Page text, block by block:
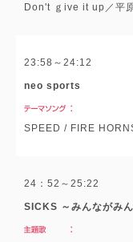
Don't ｇive it up／平
23:58～24:12
neo sports
SPEED / FIRE
24：52～25:22
SICKS ～みんながみ